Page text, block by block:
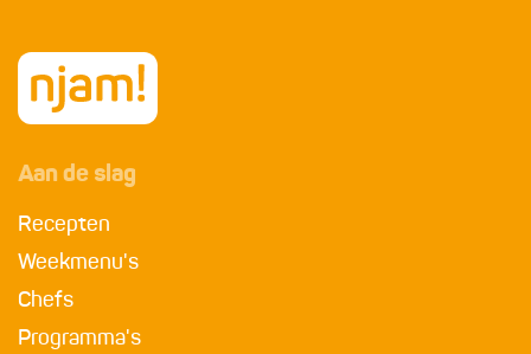
Aan de slag
Recepten
Weekmenu's
Chefs
Programma's